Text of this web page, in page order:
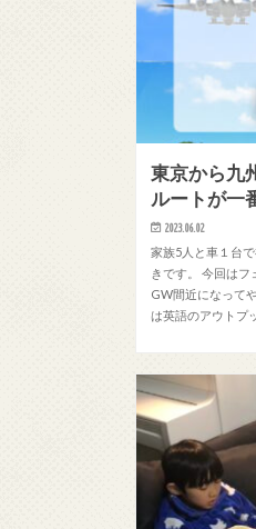
東京から九
ルートが一
2023.06.02
家族5人と車１台
きです。 今回は
GW間近になって
は英語のアウトプ